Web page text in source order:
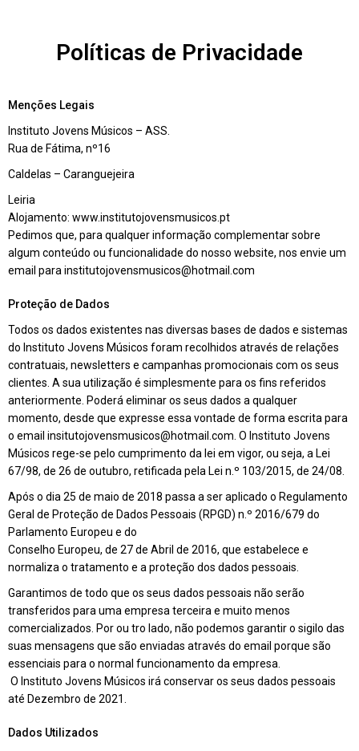
Políticas de Privacidade
Menções Legais
Instituto Jovens Músicos – ASS.
Rua de Fátima, nº16
Caldelas – Caranguejeira
Leiria
Alojamento: www.institutojovensmusicos.pt
Pedimos que, para qualquer informação complementar sobre
algum conteúdo ou funcionalidade do nosso website, nos envie um
email para institutojovensmusicos@hotmail.com
Proteção de Dados
Todos os dados existentes nas diversas bases de dados e sistemas
do Instituto Jovens Músicos foram recolhidos através de relações
contratuais, newsletters e campanhas promocionais com os seus
clientes. A sua utilização é simplesmente para os fins referidos
anteriormente. Poderá eliminar os seus dados a qualquer
momento, desde que expresse essa vontade de forma escrita para
o email insitutojovensmusicos@hotmail.com. O Instituto Jovens
Músicos rege-se pelo cumprimento da lei em vigor, ou seja, a Lei
67/98, de 26 de outubro, retificada pela Lei n.º 103/2015, de 24/08.
Após o dia 25 de maio de 2018 passa a ser aplicado o Regulamento
Geral de Proteção de Dados Pessoais (RPGD) n.º 2016/679 do
Parlamento Europeu e do
Conselho Europeu, de 27 de Abril de 2016, que estabelece e
normaliza o tratamento e a proteção dos dados pessoais.
Garantimos de todo que os seus dados pessoais não serão
transferidos para uma empresa terceira e muito menos
comercializados. Por ou tro lado, não podemos garantir o sigilo das
suas mensagens que são enviadas através do email porque são
essenciais para o normal funcionamento da empresa.
O Instituto Jovens Músicos irá conservar os seus dados pessoais
até Dezembro de 2021.
Dados Utilizados